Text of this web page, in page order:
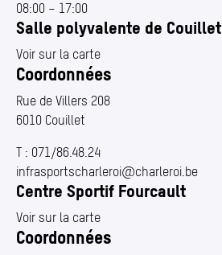
08:00 – 17:00
Salle polyvalente de Couillet
Voir sur la carte
Coordonnées
Rue de Villers 208
6010 Couillet
T : 071/86.48.24
infrasportscharleroi@​charleroi.​be
Centre Sportif Fourcault
Voir sur la carte
Coordonnées